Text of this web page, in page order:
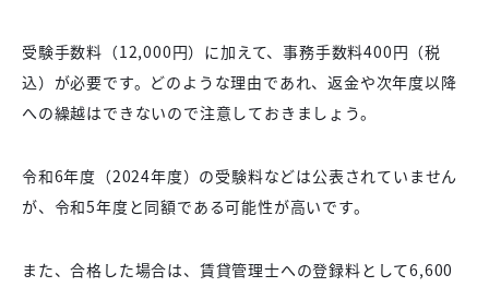
受験手数料（12,000円）に加えて、事務手数料400円（税
込）が必要です。どのような理由であれ、返金や次年度以降
への繰越はできないので注意しておきましょう。
令和6年度（2024年度）の受験料などは公表されていません
が、令和5年度と同額である可能性が高いです。
また、合格した場合は、賃貸管理士への登録料として6,600